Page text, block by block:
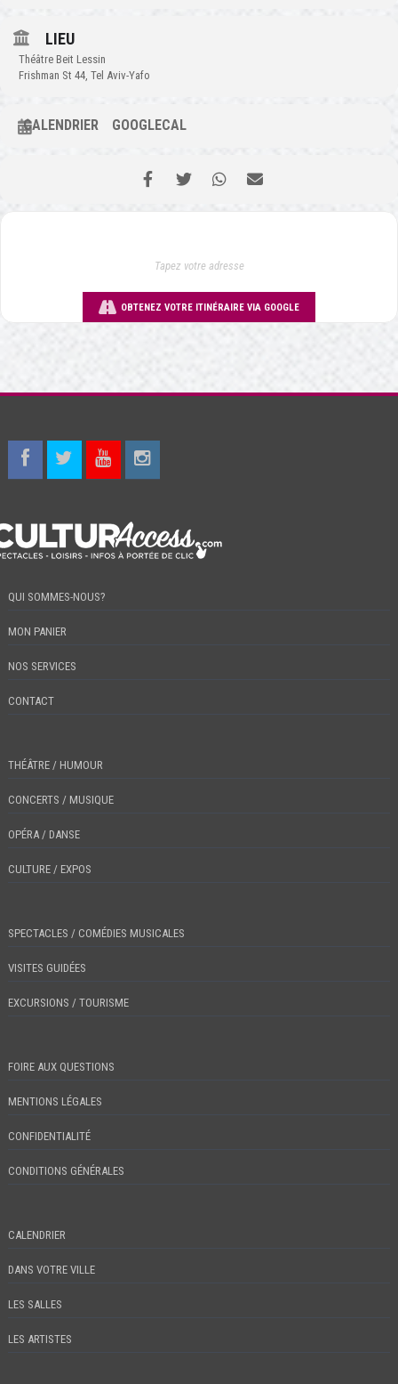
LIEU
Théâtre Beit Lessin
Frishman St 44, Tel Aviv-Yafo
CALENDRIER GOOGLECAL
OBTENEZ VOTRE ITINÉRAIRE VIA GOOGLE
QUI SOMMES-NOUS?
MON PANIER
NOS SERVICES
CONTACT
THÉÂTRE / HUMOUR
CONCERTS / MUSIQUE
OPÉRA / DANSE
CULTURE / EXPOS
SPECTACLES / COMÉDIES MUSICALES
VISITES GUIDÉES
EXCURSIONS / TOURISME
FOIRE AUX QUESTIONS
MENTIONS LÉGALES
CONFIDENTIALITÉ
CONDITIONS GÉNÉRALES
CALENDRIER
DANS VOTRE VILLE
LES SALLES
LES ARTISTES